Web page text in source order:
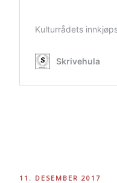
PUBLISERT
11. DESEMBER 2017